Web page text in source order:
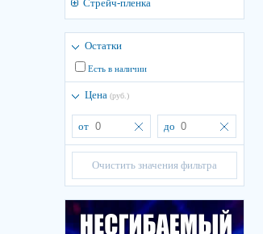
Стрейч-пленка
Остатки
Есть в наличии
Цена (руб.)
от до
Очистить значения фильтра